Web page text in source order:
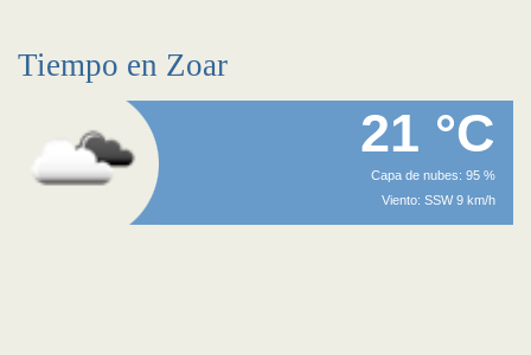
Tiempo en Zoar
21 °C
Capa de nubes: 95 %
Viento: SSW 9 km/h